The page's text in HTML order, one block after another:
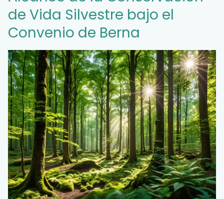
de Vida Silvestre bajo el
Convenio de Berna